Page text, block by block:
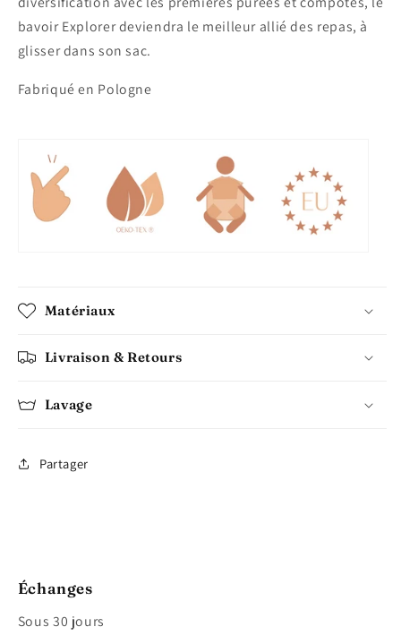
bavoir Explorer deviendra le meilleur allié des repas, à
glisser dans son sac.
Fabriqué en Pologne
Matériaux
Livraison & Retours
Lavage
Partager
Échanges
Sous 30 jours